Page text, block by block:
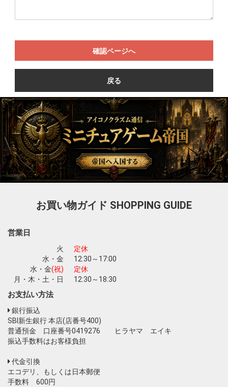
確認ページへ
戻る
お買い物ガイド SHOPPING GUIDE
営業日
火
定休
水・金
12:30～17:00
水・金(祝)
定休
月・木・土・日
12:30～18:30
お支払い方法
銀行振込
SBI新生銀行 本店(店番号400)
普通預金 口座番号0419276 ヒラヤマ エイキ
振込手数料はお客様負担
代金引換
エコデリ、もしくは日本郵便
手数料 600円